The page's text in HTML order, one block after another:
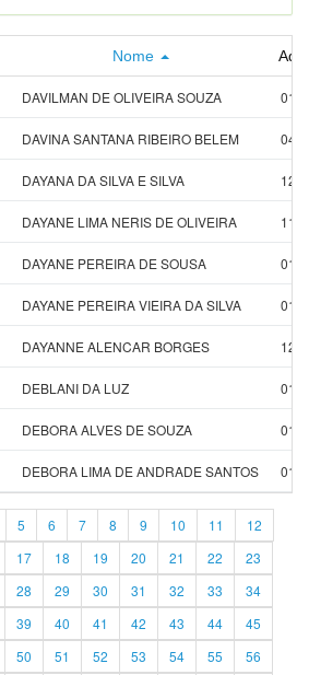
Nome
DAVILMAN DE OLIVEIRA SOUZA 01/
DAVINA SANTANA RIBEIRO BELEM 04/
DAYANA DA SILVA E SILVA 12/
DAYANE LIMA NERIS DE OLIVEIRA 11/
DAYANE PEREIRA DE SOUSA 01/
DAYANE PEREIRA VIEIRA DA SILVA 01/
DAYANNE ALENCAR BORGES 12/
DEBLANI DA LUZ 01/
DEBORA ALVES DE SOUZA 01/
DEBORA LIMA DE ANDRADE SANTOS 01/
5 6 7 8 9 10 11
12
17 18 19 20 21 22
23
28 29 30 31 32 33
34
39 40 41 42 43 44
45
50 51 52 53 54 55
56